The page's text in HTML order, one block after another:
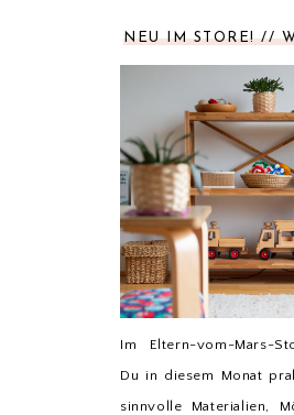
NEU IM STORE! //
Im Eltern-vom-Mars-
Du in diesem Monat
sinnvolle Materialien,